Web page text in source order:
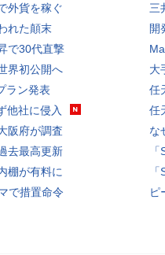
外貨を稼ぐ
れた顛末
で30代直撃
界初公開へ
ラン発表
他社に侵入
阪府が調査
去最高更新
棚が有料に
で措置命令
三
開
大
任
任
な
ピ